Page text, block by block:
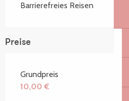
Barrierefreies Reisen
Preise
Grundpreis
10,00 €